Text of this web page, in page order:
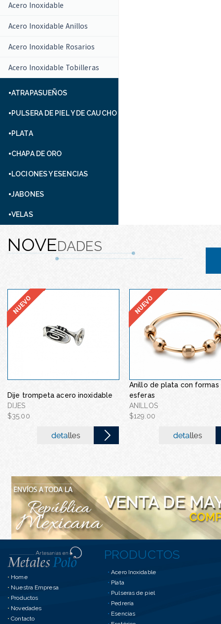
Acero Inoxidable
Acero Inoxidable Anillos
Acero Inoxidable Rosarios
Acero Inoxidable Tobilleras
ATRAPASUEÑOS
PULSERA DE PIEL Y DE CAUCHO
PLATA
CHAPA DE ORO
LOCIONES Y ESENCIAS
JABONES
VELAS
NOVEDADES
Dije trompeta acero inoxidable
DIJES
$35.00
Anillo de plata con formas
esferas
ANILLOS
$129.00
Gargantilla con flor de
inoxidable
GARGANTILLA CON
ACERO INOXIDA...
PRODUCTOS
• Home
• Nuestra Empresa
• Productos
• Novedades
• Contacto
• Acero Inoxidable
• Plata
• Pulseras de piel
• Pedrería
• Esencias